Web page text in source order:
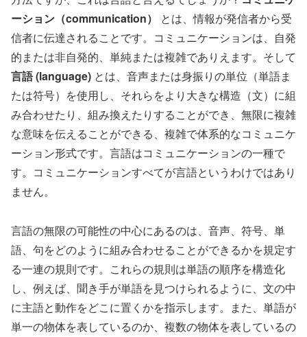
ーション（communication）
とは、情報が発信者から受
信者に伝達されることです。コミュニケーションは、自発
的または非自発的、単純または複雑でありえます。そして
言語 (language) とは、音声または身振りの単位（単語ま
たは符号）を使用し、それらをより大きな構造（文）に組
み合わせたり、組み換えたりすることができ、無限に複雑
な意味を伝えることができる、複雑で体系的なコミュニケ
ーション形式です。言語はコミュニケーションの一種で
す。コミュニケーションすべてが言語というわけではあり
ません。
言語の無限の可能性の中心にあるのは、音声、符号、単
語、句をどのように組み合わせることができるかを規定す
る一連の規則です。これらの規則は単語の順序を構造化
し、例えば、聞き手が単語を見つけられるように、文の中
に主語と動作をどこに置くかを指示します。また、単語が
単一の物体を表しているのか、複数の物体を表しているの